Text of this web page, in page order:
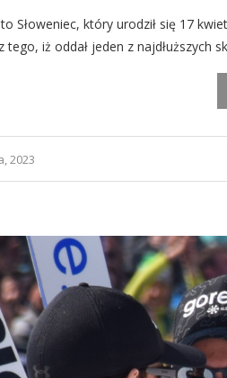
Słoweniec, który urodził się 17
tego, iż oddał jeden z najdłuższych
2023